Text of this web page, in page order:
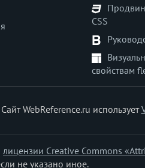
CSS
свойствам
Сайт WebReference.ru использует
лицензии Creative Commons
не указано иное.